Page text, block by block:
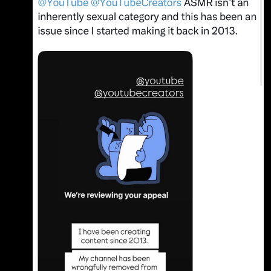
5250205?s=46
https://i.imgur.com/smjVZcj.jpeg 在被下架之
前，我觀看次數最高、最受歡迎的影片是〈Eyes
Closed ASMR〉，